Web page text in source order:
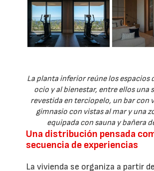
La planta inferior reúne los espacios
ocio y al bienestar, entre ellos una
revestida en terciopelo, un bar con
gimnasio con vistas al mar y una
equipada con sauna y bañera
Una distribución pensada
secuencia de experiencias
La vivienda se organiza a partir